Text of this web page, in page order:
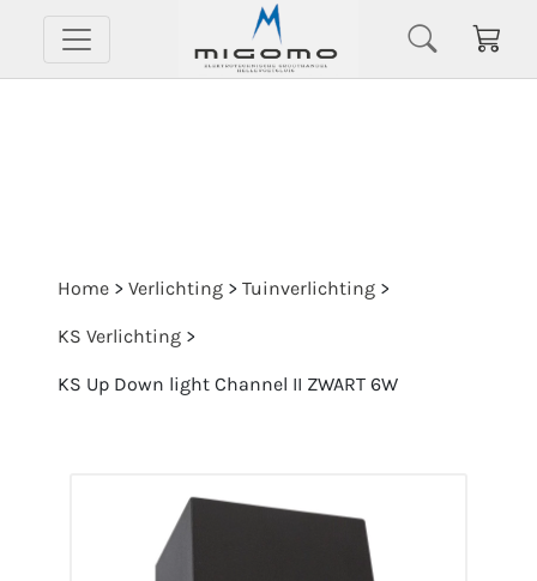
Home > Verlichting > Tuinverlichting >
KS Verlichting >
KS Up Down light Channel II ZWART 6W